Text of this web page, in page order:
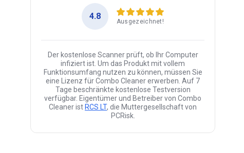
4.8
Ausgezeichnet!
Der kostenlose Scanner prüft, ob Ihr Computer
infiziert ist. Um das Produkt mit vollem
Funktionsumfang nutzen zu können, müssen Sie
eine Lizenz für Combo Cleaner erwerben. Auf 7
Tage beschränkte kostenlose Testversion
verfügbar. Eigentümer und Betreiber von Combo
Cleaner ist RCS LT, die Muttergesellschaft von
PCRisk.